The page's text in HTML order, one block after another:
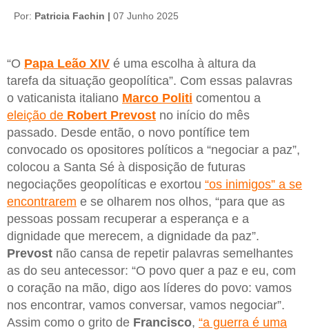
Por: Patricia Fachin | 07 Junho 2025
“O Papa Leão XIV é uma escolha à altura da
tarefa da situação geopolítica”. Com essas palavras
o vaticanista italiano Marco Politi comentou a
eleição de Robert Prevost no início do mês
passado. Desde então, o novo pontífice tem
convocado os opositores políticos a “negociar a paz”,
colocou a Santa Sé à disposição de futuras
negociações geopolíticas e exortou “os inimigos” a se
encontrarem e se olharem nos olhos, “para que as
pessoas possam recuperar a esperança e a
dignidade que merecem, a dignidade da paz”.
Prevost não cansa de repetir palavras semelhantes
as do seu antecessor: “O povo quer a paz e eu, com
o coração na mão, digo aos líderes do povo: vamos
nos encontrar, vamos conversar, vamos negociar”.
Assim como o grito de Francisco, “a guerra é uma